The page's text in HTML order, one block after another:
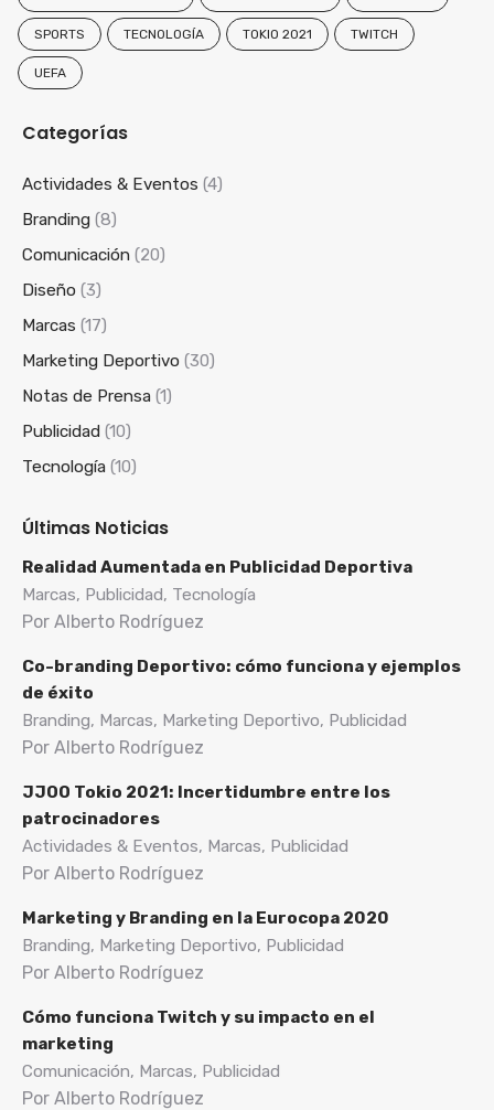
SPORTS TECNOLOGÍA TOKIO 2021 TWITCH
UEFA
Categorías
Actividades & Eventos (4)
Branding (8)
Comunicación (20)
Diseño (3)
Marcas (17)
Marketing Deportivo (30)
Notas de Prensa (1)
Publicidad (10)
Tecnología (10)
Últimas Noticias
Realidad Aumentada en Publicidad Deportiva
Marcas, Publicidad, Tecnología
Por Alberto Rodríguez
Co-branding Deportivo: cómo funciona y ejemplos
de éxito
Branding, Marcas, Marketing Deportivo, Publicidad
Por Alberto Rodríguez
JJOO Tokio 2021: Incertidumbre entre los
patrocinadores
Actividades & Eventos, Marcas, Publicidad
Por Alberto Rodríguez
Marketing y Branding en la Eurocopa 2020
Branding, Marketing Deportivo, Publicidad
Por Alberto Rodríguez
Cómo funciona Twitch y su impacto en el
marketing
Comunicación, Marcas, Publicidad
Por Alberto Rodríguez